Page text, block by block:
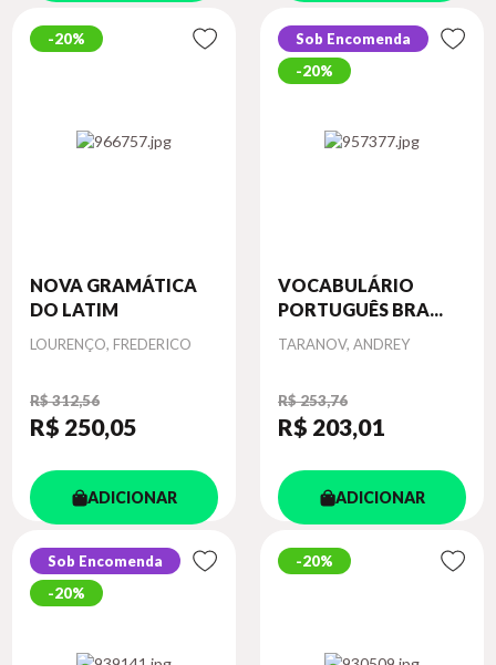
20%
NOVA GRAMÁTICA
DO LATIM
Autor
LOURENÇO, FREDERICO
R$ 312,56
R$ 250,05
ADICIONAR
Sob Encomenda
20%
VOCABULÁRIO
PORTUGUÊS BRA...
Autor
TARANOV, ANDREY
R$ 253,76
R$ 203,01
ADICIONAR
Sob Encomenda
20%
20%